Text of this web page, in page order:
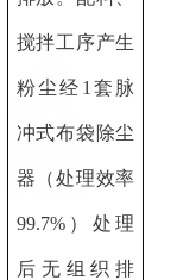
搅拌工序产生
粉尘经1套脉
冲式布袋除尘
器（处理效率
99.7%）处理
后无组织排